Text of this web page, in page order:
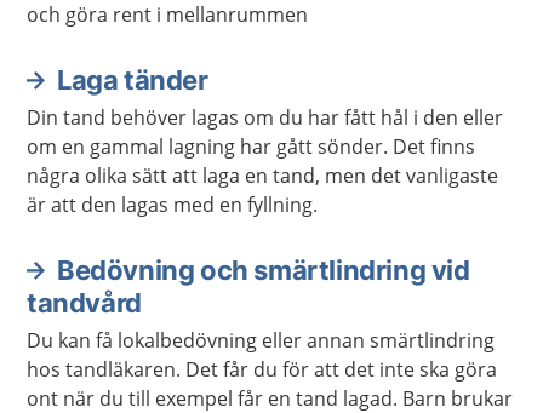
och göra rent i mellanrummen
Laga tänder
Din tand behöver lagas om du har fått hål i den eller
om en gammal lagning har gått sönder. Det finns
några olika sätt att laga en tand, men det vanligaste
är att den lagas med en fyllning.
Bedövning och smärtlindring vid
tandvård
Du kan få lokalbedövning eller annan smärtlindring
hos tandläkaren. Det får du för att det inte ska göra
ont när du till exempel får en tand lagad. Barn brukar